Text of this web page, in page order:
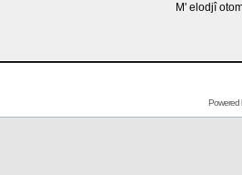
M' elodjî
Powered